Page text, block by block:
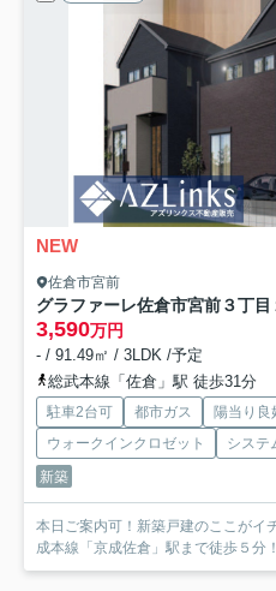
NEW
佐倉市宮前
グラファーレ佐倉市宮前３丁目
3,590万円
- / 91.49㎡ / 3LDK /予定
総武本線「佐倉」駅 徒歩31分
駐車2台可 都市ガス 陽当り良
ウォークインクロゼット
システ
新築
本日ご案内可！新築戸建のここが
成本線「京成佐倉」駅まで徒歩５分